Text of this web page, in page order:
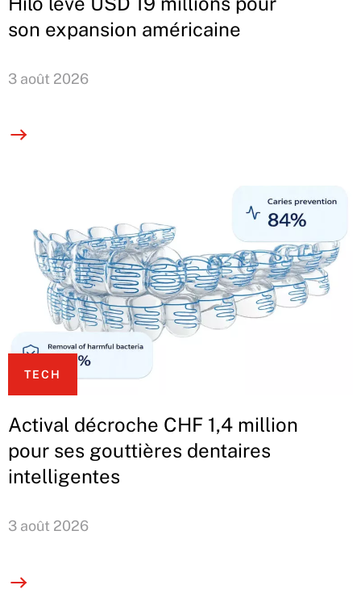
son expansion américaine
3 août 2026
TECH
Actival décroche CHF 1,4 million
pour ses gouttières dentaires
intelligentes
3 août 2026